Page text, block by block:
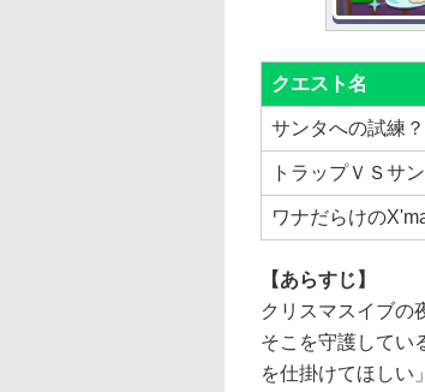
クエスト名
サンタへの試練？
トラップＶＳサ
ワナだらけの
【あらすじ】
クリスマスイブの
そこを守護してい
を仕掛けてほし